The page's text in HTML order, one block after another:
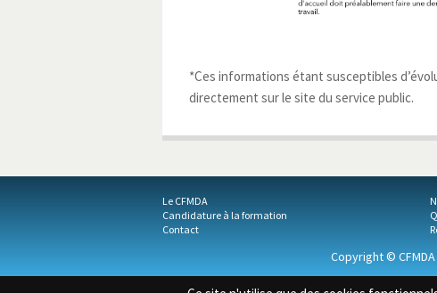
*Ces informations étant susceptibles
directement sur le site du service public.
Le CFMDA
Candidature à la formation
Contact
Copyright © CFMDA